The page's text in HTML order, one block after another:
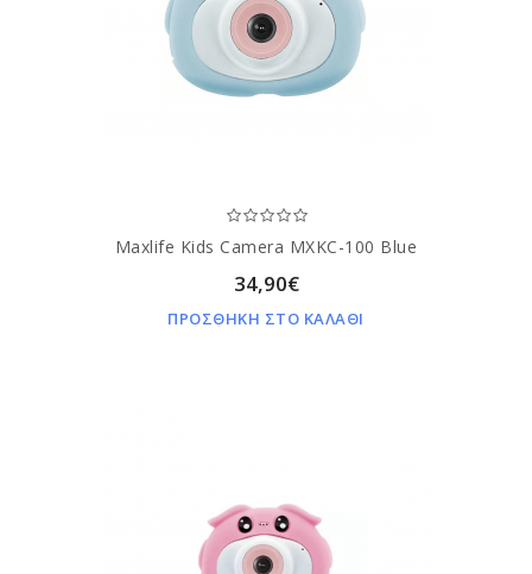
Maxlife Kids Camera MXKC-100 Blue
34,90€
ΠΡΟΣΘΗΚΗ ΣΤΟ ΚΑΛΑΘΙ